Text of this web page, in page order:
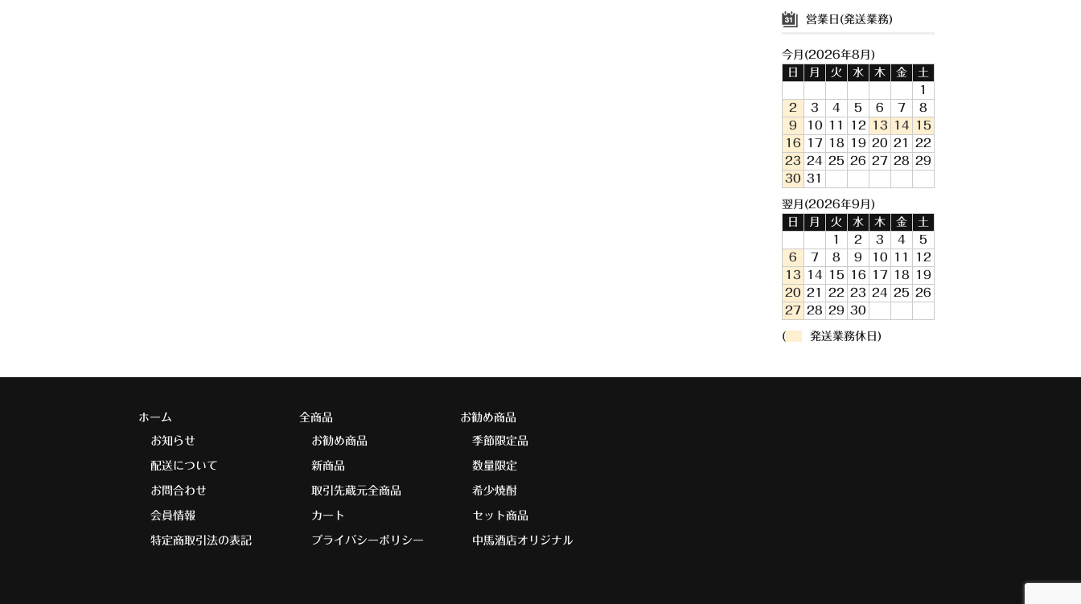
営業日(発送業務)
今月(2026年8月)
日
月 火 水 木 金
土
1
2
3 4 5 6 7
8
9
10 11 12 13 14
15
16
17 18 19 20 21
22
23 24 25 26 27 28 29
30 31
翌月(2026年9月)
日
月 火 水 木 金
土
1
2 3 4
5
6
7 8 9 10 11
12
13
14 15 16 17 18
19
20 21 22 23 24 25 26
27 28 29 30
( 発送業務休日)
ホーム
お知らせ
配送について
お問合わせ
会員情報
特定商取引法の表記
全商品
お勧め商品
新商品
取引先蔵元全商品
カート
プライバシーポリシー
お勧め商品
季節限定品
数量限定
希少焼酎
セット商品
中馬酒店オリジナル